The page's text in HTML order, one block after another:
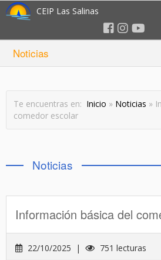
CEIP Las Salinas
Noticias
Te encuentras en: Inicio » Noticias »
comedor escolar
Noticias
Información básica del
22/10/2025 | 751 lecturas